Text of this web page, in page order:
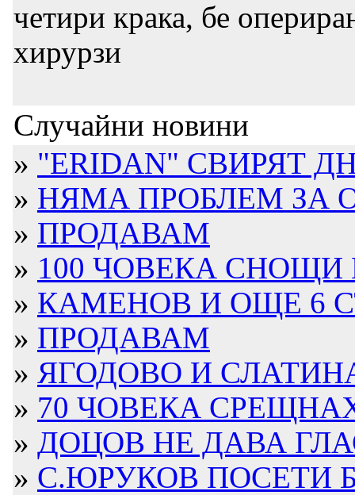
четири крака, бе
хирурзи
Случайни новини
» "ERIDAN" СВИРЯТ
» НЯМА ПРОБЛЕМ ЗА
» ПРОДАВАМ
» 100 ЧОВЕКА СНОЩИ
» КАМЕНОВ И ОЩЕ 6
» ПРОДАВАМ
» ЯГОДОВО И
» 70 ЧОВЕКА
» ДОЦОВ НЕ ДАВА
» С.ЮРУКОВ ПОСЕТИ